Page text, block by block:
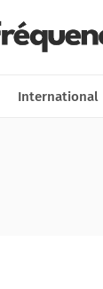
International
Nous